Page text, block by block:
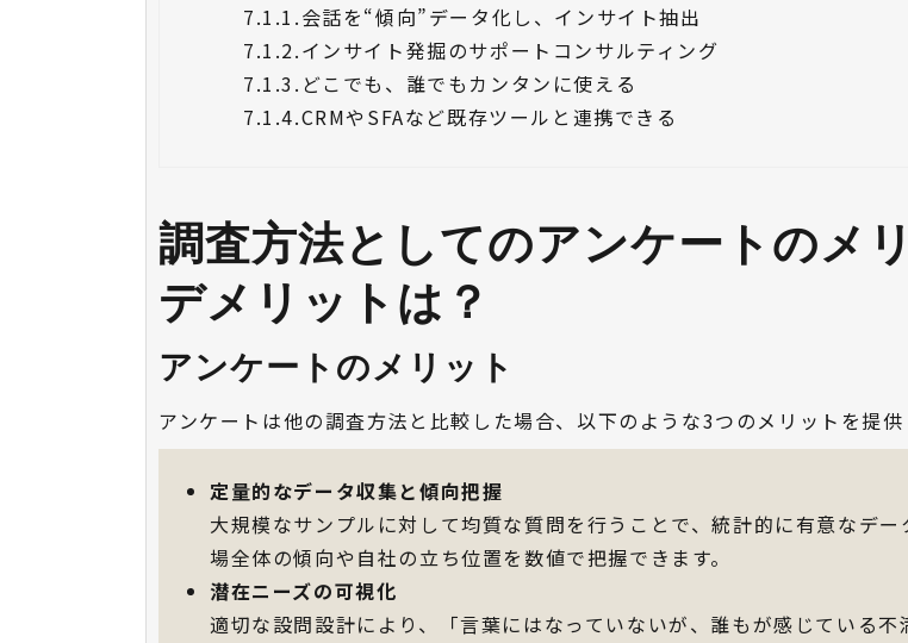
7.1.1.会話を“傾向”データ化し、インサイト抽出
7.1.2.インサイト発掘のサポートコンサルティング
7.1.3. どこでも、誰でもカンタンに使える
7.1.4.CRMやSFAなど既存ツールと連携できる
調査方法としてのアンケートのメ
デメリットは？
アンケートのメリット
アンケートは他の調査方法と比較した場合、以下のような3つのメリットを提供
定量的なデータ収集と傾向把握
大規模なサンプルに対して均質な質問を行うことで、統計的に有意なデー
場全体の傾向や自社の立ち位置を数値で把握できます。
潜在ニーズの可視化
適切な設問設計により、「言葉にはなっていないが、誰もが感じている不